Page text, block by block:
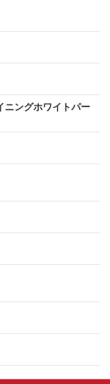
ニングホワイトパー